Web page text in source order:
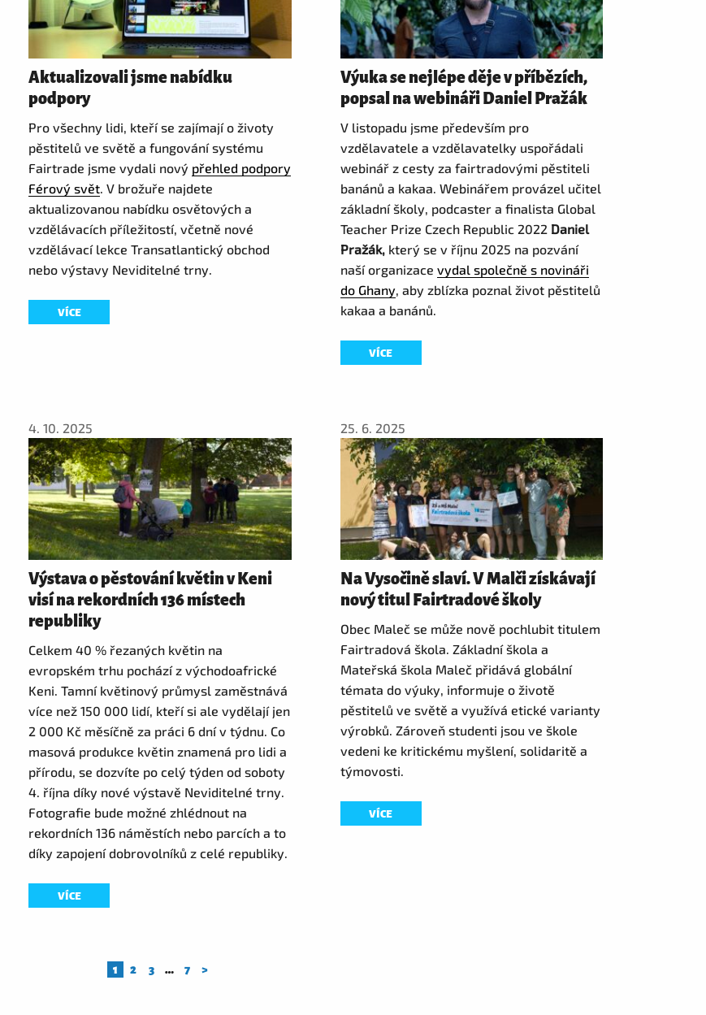
Aktualizovali jsme nabídku
podpory
Pro všechny lidi, kteří se zajímají o životy
pěstitelů ve světě a fungování systému
Fairtrade jsme vydali nový přehled podpory
Férový svět. V brožuře najdete
aktualizovanou nabídku osvětových a
vzdělávacích příležitostí, včetně nové
vzdělávací lekce Transatlantický obchod
nebo výstavy Neviditelné trny.
VÍCE
Výuka se nejlépe děje v příbězích,
popsal na webináři Daniel Pražák
V listopadu jsme především pro
vzdělavatele a vzdělavatelky uspořádali
webinář z cesty za fairtradovými pěstiteli
banánů a kakaa. Webinářem provázel učitel
základní školy, podcaster a finalista Global
Teacher Prize Czech Republic 2022 Daniel
Pražák, který se v říjnu 2025 na pozvání
naší organizace vydal společně s novináři
do Ghany, aby zblízka poznal život pěstitelů
kakaa a banánů.
VÍCE
4. 10. 2025
Výstava o pěstování květin v Keni
visí na rekordních 136 místech
republiky
Celkem 40 % řezaných květin na
evropském trhu pochází z východoafrické
Keni. Tamní květinový průmysl zaměstnává
více než 150 000 lidí, kteří si ale vydělají jen
2 000 Kč měsíčně za práci 6 dní v týdnu. Co
masová produkce květin znamená pro lidi a
přírodu, se dozvíte po celý týden od soboty
4. října díky nové výstavě Neviditelné trny.
Fotografie bude možné zhlédnout na
rekordních 136 náměstích nebo parcích a to
díky zapojení dobrovolníků z celé republiky.
VÍCE
25. 6. 2025
Na Vysočině slaví. V Malči získávají
nový titul Fairtradové školy
Obec Maleč se může nově pochlubit titulem
Fairtradová škola. Základní škola a
Mateřská škola Maleč přidává globální
témata do výuky, informuje o životě
pěstitelů ve světě a využívá etické varianty
výrobků. Zároveň studenti jsou ve škole
vedeni ke kritickému myšlení, solidaritě a
týmovosti.
VÍCE
1 2 3 … 7 >